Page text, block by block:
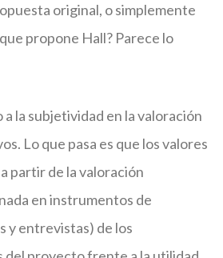
original, o simplemente
propone Hall? Parece lo
la subjetividad en la valoración
Lo que pasa es que los valores
partir de la valoración
en instrumentos de
y entrevistas) de los